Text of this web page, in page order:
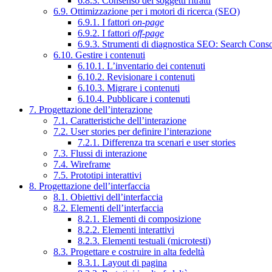
6.9. Ottimizzazione per i motori di ricerca (SEO)
6.9.1. I fattori on-page
6.9.2. I fattori off-page
6.9.3. Strumenti di diagnostica SEO: Search
6.10. Gestire i contenuti
6.10.1. L’inventario dei contenuti
6.10.2. Revisionare i contenuti
6.10.3. Migrare i contenuti
6.10.4. Pubblicare i contenuti
7. Progettazione dell’interazione
7.1. Caratteristiche dell’interazione
7.2. User stories per definire l’interazione
7.2.1. Differenza tra scenari e user stories
7.3. Flussi di interazione
7.4. Wireframe
7.5. Prototipi interattivi
8. Progettazione dell’interfaccia
8.1. Obiettivi dell’interfaccia
8.2. Elementi dell’interfaccia
8.2.1. Elementi di composizione
8.2.2. Elementi interattivi
8.2.3. Elementi testuali (microtesti)
8.3. Progettare e costruire in alta fedeltà
8.3.1. Layout di pagina